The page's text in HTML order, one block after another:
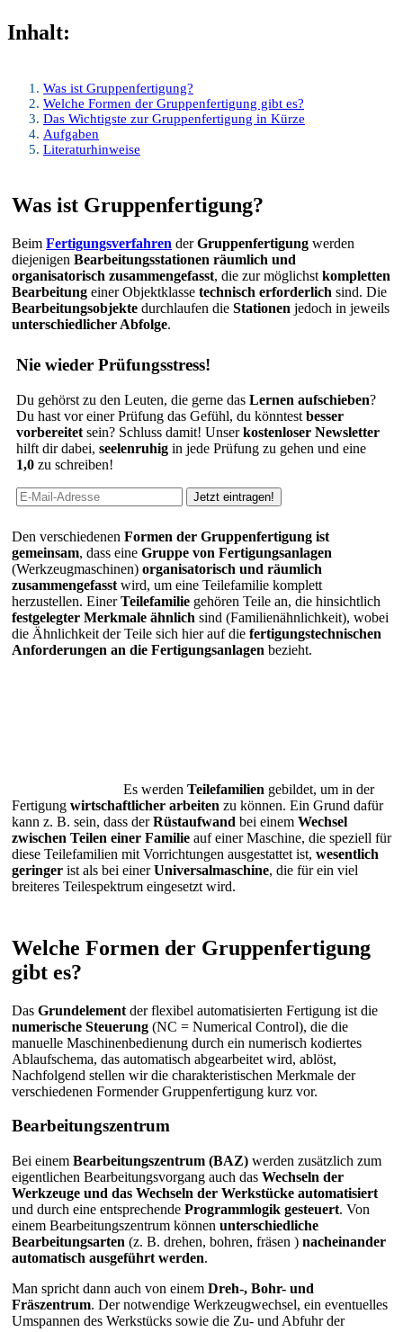
Inhalt:
Was ist Gruppenfertigung?
Welche Formen der Gruppenfertigung gibt es?
Das Wichtigste zur Gruppenfertigung in Kürze
Aufgaben
Literaturhinweise
Was ist Gruppenfertigung?
Beim Fertigungsverfahren derGruppenfertigung werden
diejenigen Bearbeitungsstationen räumlich und
organisatorisch zusammengefasst, die zur möglichst kompletten
Bearbeitung einer Objektklasse technisch erforderlich sind. Die
Bearbeitungsobjekte durchlaufen die Stationen jedoch in jeweils
unterschiedlicher Abfolge.
Nie wieder Prüfungsstress!
Du gehörst zu den Leuten, die gerne das Lernen aufschieben?
Du hast vor einer Prüfung das Gefühl, du könntest besser
vorbereitet sein? Schluss damit! Unserkostenloser Newsletter
hilft dir dabei, seelenruhig in jede Prüfung zu gehen und eine
1,0 zu schreiben!
Den verschiedenen Formen der Gruppenfertigung ist
gemeinsam, dass eine Gruppe von Fertigungsanlagen
(Werkzeugmaschinen) organisatorisch und räumlich
zusammengefasst wird, um eine Teilefamilie komplett
herzustellen. EinerTeilefamilie gehören Teile an, die hinsichtlich
festgelegter Merkmale ähnlich sind (Familienähnlichkeit), wobei
die Ähnlichkeit der Teile sich hier auf die fertigungstechnischen
Anforderungen an die Fertigungsanlagen bezieht.
Es werden Teilefamilien gebildet, um in der
Fertigung wirtschaftlicher arbeiten zu können. Ein Grund dafür
kann z. B. sein, dass derRüstaufwand bei einem Wechsel
zwischen Teilen einer Familie auf einer Maschine, die speziell für
diese Teilefamilien mit Vorrichtungen ausgestattet ist, wesentlich
geringer ist als bei einerUniversalmaschine, die für ein viel
breiteres Teilespektrum eingesetzt wird.
Welche Formen der Gruppenfertigung
gibt es?
Das Grundelement der flexibel automatisierten Fertigung ist die
numerische Steuerung (NC = Numerical Control), die die
manuelle Maschinenbedienung durch ein numerisch kodiertes
Ablaufschema, das automatisch abgearbeitet wird, ablöst,
Nachfolgend stellen wir die charakteristischen Merkmale der
verschiedenen Formender Gruppenfertigung kurz vor.
Bearbeitungszentrum
Bei einem Bearbeitungszentrum (BAZ) werden zusätzlich zum
eigentlichen Bearbeitungsvorgang auch das Wechseln der
Werkzeuge und das Wechseln der Werkstücke automatisiert
und durch eine entsprechende Programmlogik gesteuert. Von
einem Bearbeitungszentrum können unterschiedliche
Bearbeitungsarten (z. B. drehen, bohren, fräsen ) nacheinander
automatisch ausgeführt werden.
Man spricht dann auch von einem Dreh-, Bohr- und
Fräszentrum. Der notwendige Werkzeugwechsel, ein eventuelles
Umspannen des Werkstücks sowie die Zu- und Abfuhr der